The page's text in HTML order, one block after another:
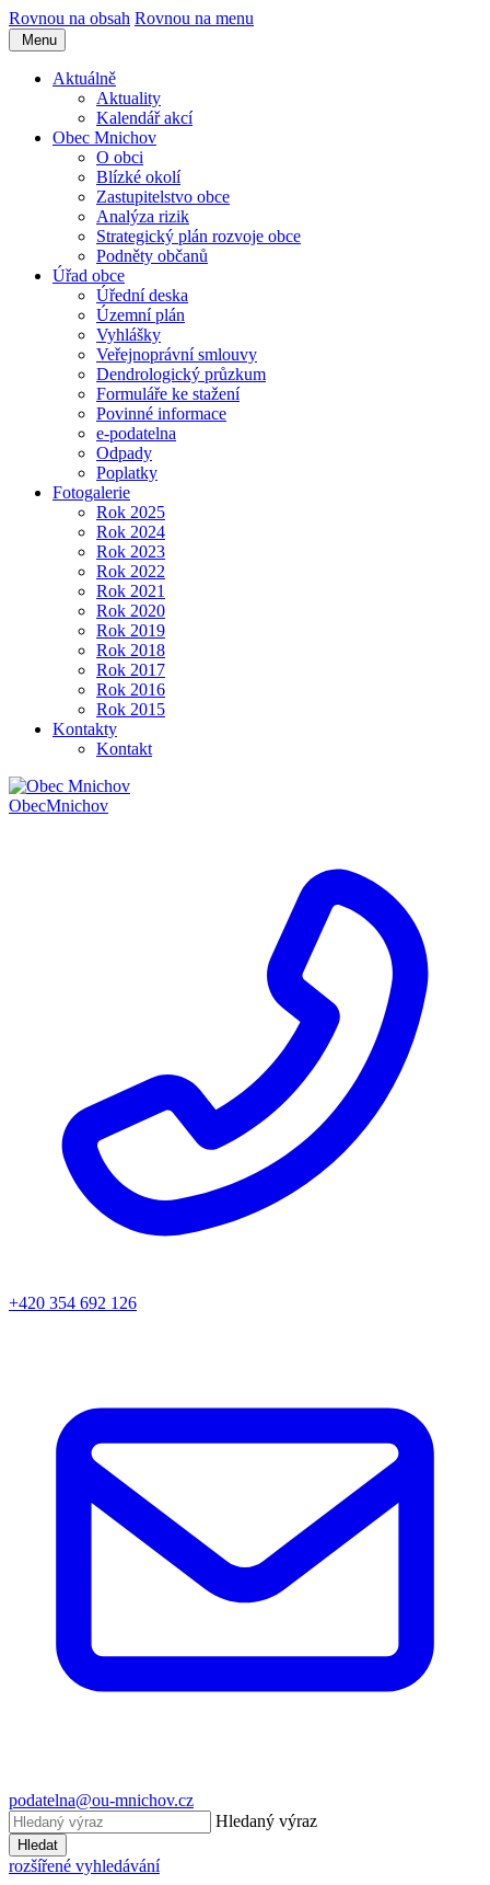
Rovnou na obsah Rovnou na menu
Menu
Aktuálně
Aktuality
Kalendář akcí
Obec Mnichov
O obci
Blízké okolí
Zastupitelstvo obce
Analýza rizik
Strategický plán rozvoje obce
Podněty občanů
Úřad obce
Úřední deska
Územní plán
Vyhlášky
Veřejnoprávní smlouvy
Dendrologický průzkum
Formuláře ke stažení
Povinné informace
e-podatelna
Odpady
Poplatky
Fotogalerie
Rok 2025
Rok 2024
Rok 2023
Rok 2022
Rok 2021
Rok 2020
Rok 2019
Rok 2018
Rok 2017
Rok 2016
Rok 2015
Kontakty
Kontakt
ObecMnichov
+420 354 692 126
podatelna@ou-mnichov.cz
Hledaný výraz
Hledat
rozšířené vyhledávání